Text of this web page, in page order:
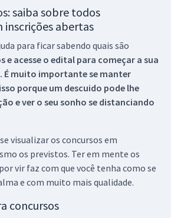
saiba sobre todos
inscrições abertas
para ficar sabendo quais são
e acesse o edital para começar a sua
É muito importante se manter
porque um descuido pode lhe
e ver o seu sonho se distanciando
visualizar os concursos em
os previstos. Ter em mente os
vir faz com que você tenha como se
e com muito mais qualidade.
concursos